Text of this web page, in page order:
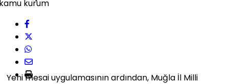
Yeni mesai uygulamasının ardından, Muğla İl Milli